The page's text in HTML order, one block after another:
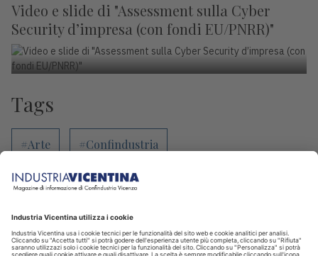
Video e slide di "Assessment sulla Cyber
Security d’impresa (con fondi EU/PNRR)"
Tags
#Arte #Confindustria
#Confindustria Sette
#Congiuntura #Contenuto sponsorizzato